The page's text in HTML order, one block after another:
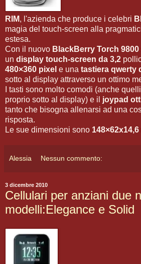
RIM, l'azienda che produce i celebri
magia del touch-screen alla
estesa.
Con il nuovo BlackBerry Torch 9800
un display touch-screen da 3,2
480×360 pixel e una tastiera qwerty
sotto al display attraverso un ottimo
I tasti sono molto comodi (anche
proprio sotto al display) e il joypad
tanto che bisogna allenarsi ad una
risposta.
Le sue dimensioni sono 148×62x14,6
Alessia Nessun commento:
3 dicembre 2010
Cellulari per anziani due
modelli:Elegance e Solid